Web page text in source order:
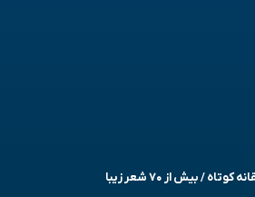
/ بیش از ۷۰ شعر زیبا